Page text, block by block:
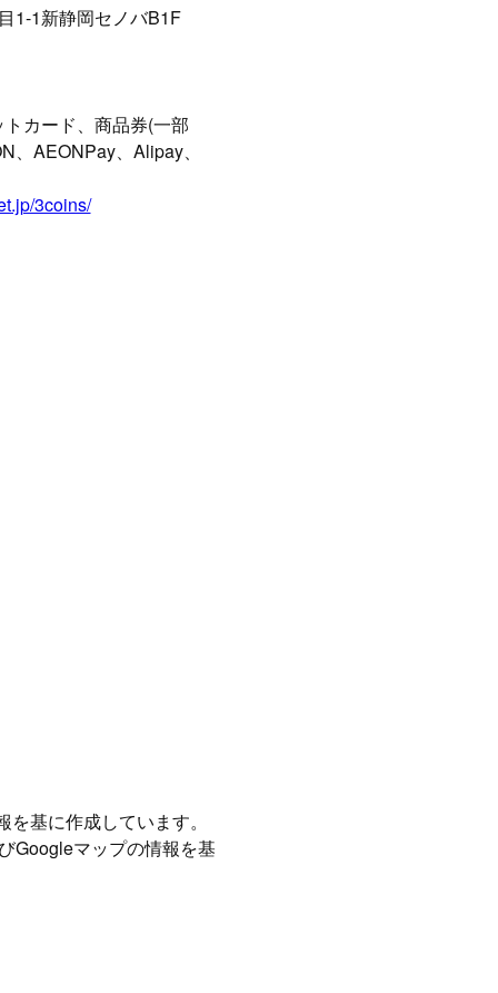
1-1新静岡セノバB1F
カード、商品券(一部
、AEONPay、Alipay、
3coins/
基に作成しています。
Googleマップの情報を基